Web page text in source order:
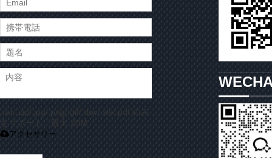
.rar/.zip/.jpg/.png/.gif/.doc/.xls/.pdf のみ
をサポート、最大 20M
アクセサリー